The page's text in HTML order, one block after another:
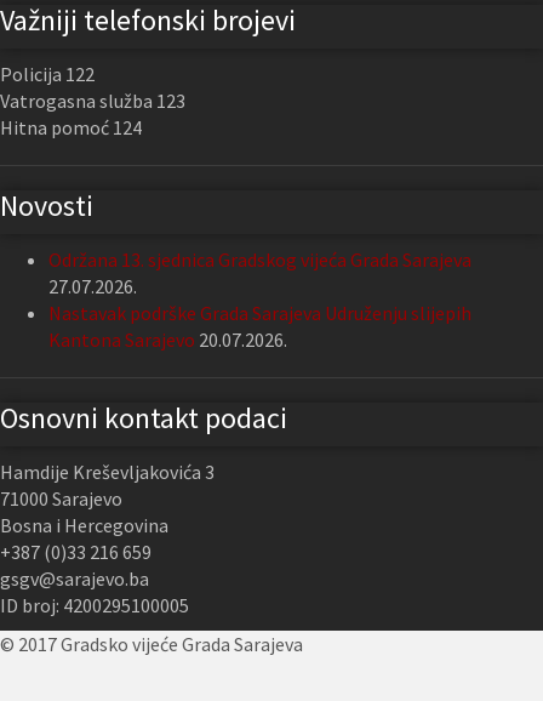
Važniji telefonski brojevi
Policija 122
Vatrogasna služba 123
Hitna pomoć 124
Novosti
Održana 13. sjednica Gradskog vijeća Grada Sarajeva
27.07.2026.
Nastavak podrške Grada Sarajeva Udruženju slijepih
Kantona Sarajevo 20.07.2026.
Osnovni kontakt podaci
Hamdije Kreševljakovića 3
71000 Sarajevo
Bosna i Hercegovina
+387 (0)33 216 659
gsgv@sarajevo.ba
ID broj: 4200295100005
© 2017 Gradsko vijeće Grada Sarajeva